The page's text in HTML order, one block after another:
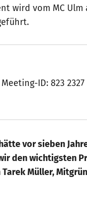
wird vom MC Ulm
Meeting-ID: 823
vor sieben
den wichtigsten
Müller,